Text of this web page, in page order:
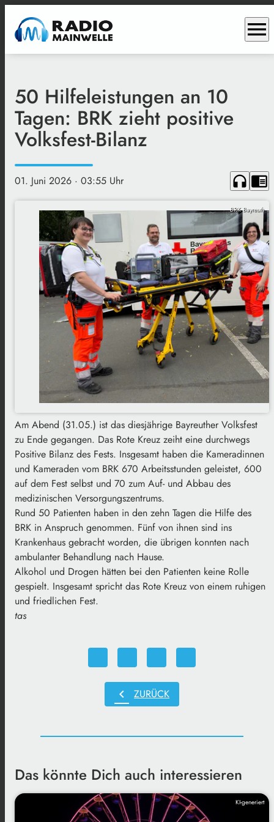
menu
50 Hilfeleistungen an 10
Tagen: BRK zieht positive
Volksfest-Bilanz
01. Juni 2026 · 03:55 Uhr headphones chrome_reader_mode
BRK Bayreuth
Am Abend (31.05.) ist das diesjährige Bayreuther Volksfest
zu Ende gegangen. Das Rote Kreuz zeiht eine durchwegs
Positive Bilanz des Fests. Insgesamt haben die Kameradinnen
und Kameraden vom BRK 670 Arbeitsstunden geleistet, 600
auf dem Fest selbst und 70 zum Auf- und Abbau des
medizinischen Versorgungszentrums.
Rund 50 Patienten haben in den zehn Tagen die Hilfe des
BRK in Anspruch genommen. Fünf von ihnen sind ins
Krankenhaus gebracht worden, die übrigen konnten nach
ambulanter Behandlung nach Hause.
Alkohol und Drogen hätten bei den Patienten keine Rolle
gespielt. Insgesamt spricht das Rote Kreuz von einem ruhigen
und friedlichen Fest.
tas
chevron_left ZURÜCK
Das könnte Dich auch interessieren
KI-generiert